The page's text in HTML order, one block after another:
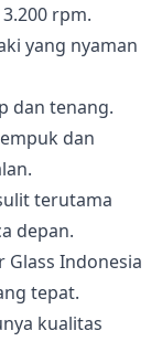
rpm.
yang nyaman
dan tenang.
dan
terutama
depan.
Glass Indonesia
tepat.
kualitas